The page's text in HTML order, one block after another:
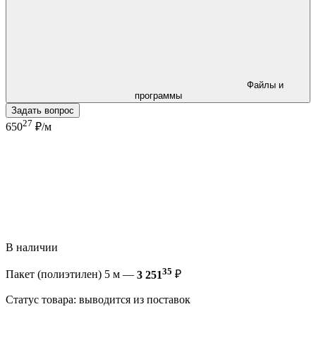
программы
Задать вопрос
65027 ₽/м
В наличии
Пакет (полиэтилен) 5 м — 3 25135 ₽
Статус товара: выводится из поставок